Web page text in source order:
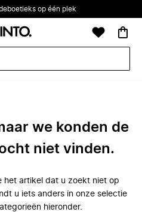
op één plek
we konden de
niet vinden.
het artikel dat u zoekt niet op
u iets anders in onze selectie
hieronder.